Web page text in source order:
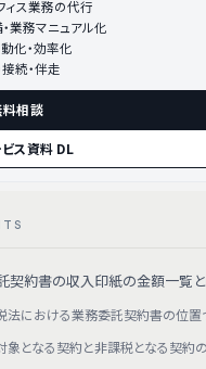
ィス業務の代行
業務マニュアル化
化・効率化
続・伴走
相談
ス資料 DL
契約書の収入印紙の金額一覧
法における業務委託契約書の位置
象となる契約と非課税となる契約